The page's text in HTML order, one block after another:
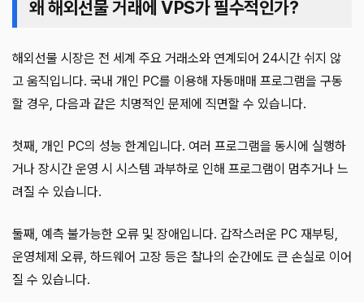
왜 해외선물 거래에 VPS가 필수적인가?
해외선물 시장은 전 세계 주요 거래소와 연계되어 24시간 쉬지 않
고 움직입니다. 국내 개인 PC를 이용해 자동매매 프로그램을 구동
할 경우, 다음과 같은 치명적인 문제에 직면할 수 있습니다.
첫째, 개인 PC의 성능 한계입니다. 여러 프로그램을 동시에 실행하
거나 장시간 운영 시 시스템 과부하로 인해 프로그램이 멈추거나 느
려질 수 있습니다.
둘째, 예측 불가능한 오류 및 장애입니다. 갑작스러운 PC 재부팅,
운영체제 오류, 하드웨어 고장 등은 찰나의 순간에도 큰 손실로 이어
질 수 있습니다.